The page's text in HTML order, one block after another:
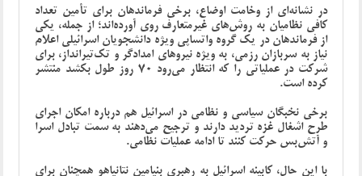
در نشانه‌ای از وخامت اوضاع، برخی فرماندهان برای تأمین تعداد
کافی نظامیان به روش‌های غیرمتعارف روی آورده‌اند؛ از جمله، یکی
از فرماندهان در یک گروه واتساپی ویژه دانشجویان اسرائیلی اعلام
نیاز به سربازان رزمی، به ویژه نیروهای امدادگر و تک‌تیرانداز، برای
شرکت در عملیاتی را که انتظار می‌رود 70 روز طول بکشد منتشر
کرده است.
برخی نخبگان سیاسی و نظامی در اسرائیل هم درباره امکان اجرای
طرح اشغال غزه تردید دارند و ترجیح می‌دهند به سمت تبادل اسرا
و آتش‌بس حرکت کنند تا ادامه عملیات نظامی.
با این حال، کابینه اسرائیل به رهبری بنیامین نتانیاهو همچنان برای